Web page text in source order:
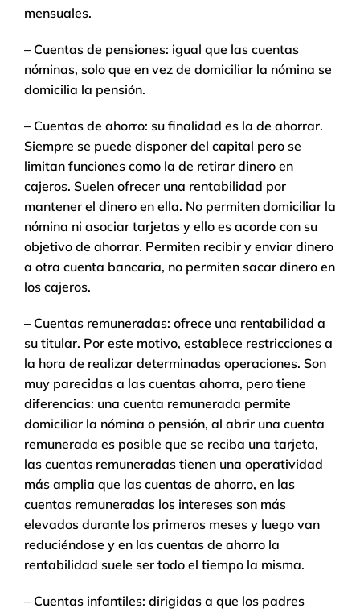
mensuales.
– Cuentas de pensiones: igual que las cuentas
nóminas, solo que en vez de domiciliar la nómina se
domicilia la pensión.
– Cuentas de ahorro: su finalidad es la de ahorrar.
Siempre se puede disponer del capital pero se
limitan funciones como la de retirar dinero en
cajeros. Suelen ofrecer una rentabilidad por
mantener el dinero en ella. No permiten domiciliar la
nómina ni asociar tarjetas y ello es acorde con su
objetivo de ahorrar. Permiten recibir y enviar dinero
a otra cuenta bancaria, no permiten sacar dinero en
los cajeros.
– Cuentas remuneradas: ofrece una rentabilidad a
su titular. Por este motivo, establece restricciones a
la hora de realizar determinadas operaciones. Son
muy parecidas a las cuentas ahorra, pero tiene
diferencias: una cuenta remunerada permite
domiciliar la nómina o pensión, al abrir una cuenta
remunerada es posible que se reciba una tarjeta,
las cuentas remuneradas tienen una operatividad
más amplia que las cuentas de ahorro, en las
cuentas remuneradas los intereses son más
elevados durante los primeros meses y luego van
reduciéndose y en las cuentas de ahorro la
rentabilidad suele ser todo el tiempo la misma.
– Cuentas infantiles: dirigidas a que los padres